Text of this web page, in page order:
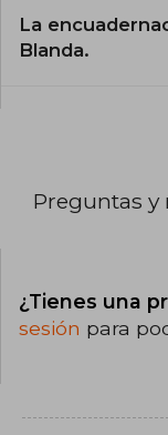
La
Blanda.
Preguntas y
¿Tienes una
sesión para